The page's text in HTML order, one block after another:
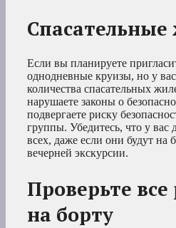
Если вы планируете
однодневные круизы, но у
количества спасательных
нарушаете законы о
подвергаете риску
группы. Убедитесь, что у вас
всех, даже если они будут на
вечерней экскурсии.
Проверьте
на борту